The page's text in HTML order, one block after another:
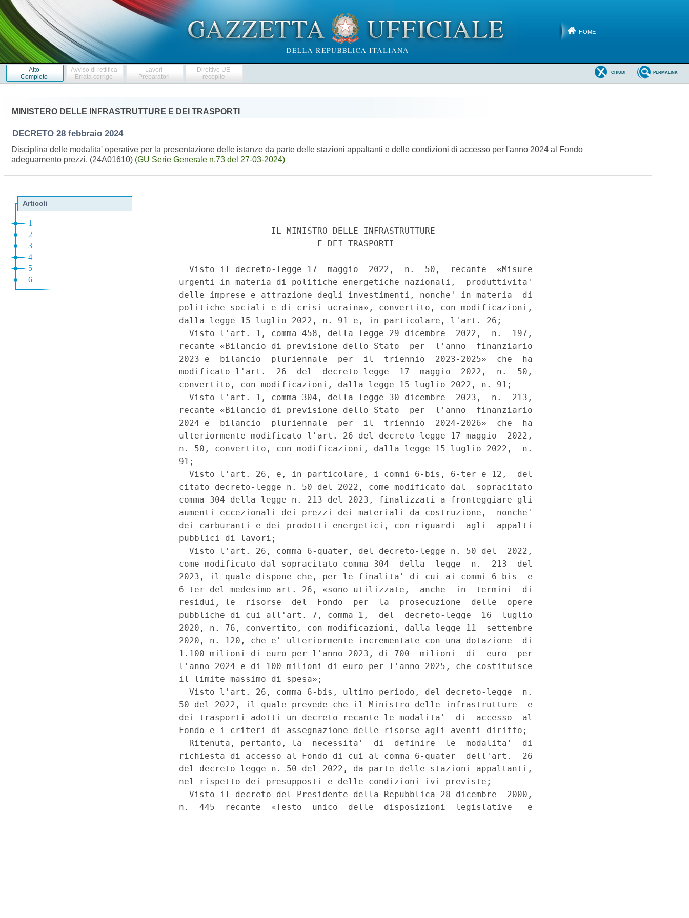
HOME
Atto
Completo
Avviso di rettifica
Errata corrige
Lavori
Preparatori
Direttive UE
recepite
PERMALINK
CHIUDI
MINISTERO DELLE INFRASTRUTTURE E DEI TRASPORTI
DECRETO 28 febbraio 2024
Disciplina delle modalita' operative per la presentazione delle istanze da parte delle stazioni appaltanti e delle condizioni di accesso per l'anno 2024 al Fondo
adeguamento prezzi. (24A01610) (GU Serie Generale n.73 del 27-03-2024)